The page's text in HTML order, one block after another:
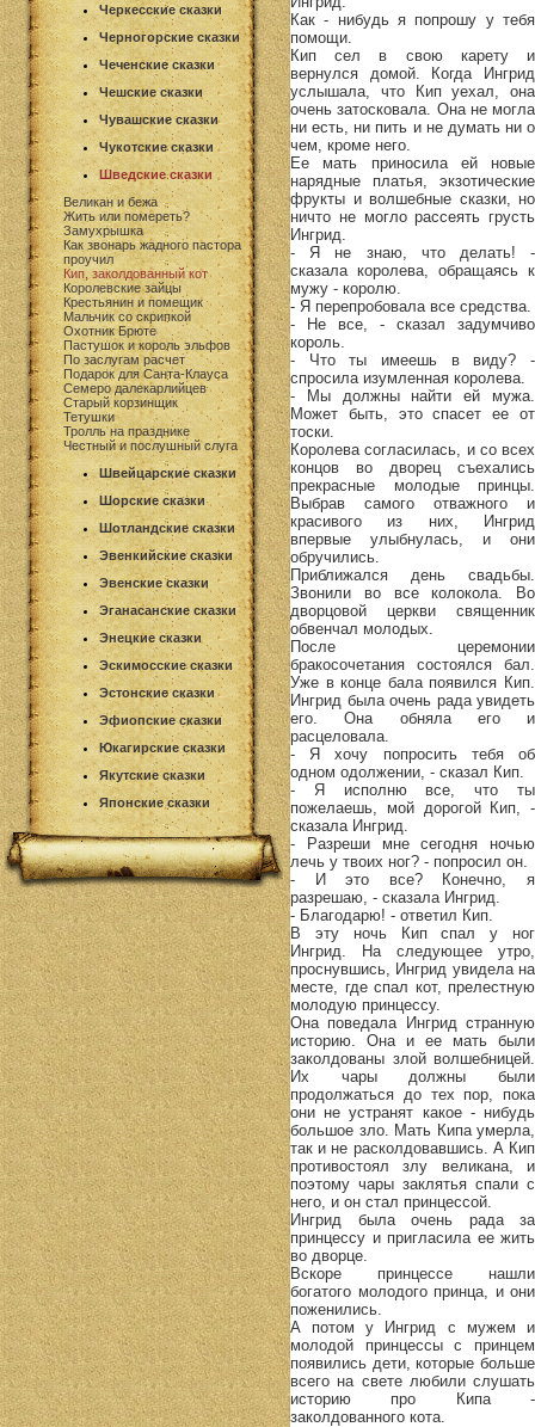
Черкесские сказки
Черногорские сказки
Чеченские сказки
Чешские сказки
Чувашские сказки
Чукотские сказки
Шведские сказки
Великан и бежа
Жить или помереть?
Замухрышка
Как звонарь жадного пастора
проучил
Кип, заколдованный кот
Королевские зайцы
Крестьянин и помещик
Мальчик со скрипкой
Охотник Брюте
Пастушок и король эльфов
По заслугам расчет
Подарок для Санта-Клауса
Семеро далекарлийцев
Старый корзинщик
Тетушки
Тролль на празднике
Честный и послушный слуга
Швейцарские сказки
Шорские сказки
Шотландские сказки
Эвенкийские сказки
Эвенские сказки
Эганасанские сказки
Энецкие сказки
Эскимосские сказки
Эстонские сказки
Эфиопские сказки
Юкагирские сказки
Якутские сказки
Японские сказки
Как - нибудь я попрошу у тебя
помощи.
Кип сел в свою карету и
вернулся домой. Когда Ингрид
услышала, что Кип уехал, она
очень затосковала. Она не могла
ни есть, ни пить и не думать ни о
чем, кроме него.
Ее мать приносила ей новые
нарядные платья, экзотические
фрукты и волшебные сказки, но
ничто не могло рассеять грусть
Ингрид.
- Я не знаю, что делать! -
сказала королева, обращаясь к
мужу - королю.
- Я перепробовала все средства.
- Не все, - сказал задумчиво
король.
- Что ты имеешь в виду? -
спросила изумленная королева.
- Мы должны найти ей мужа.
Может быть, это спасет ее от
тоски.
Королева согласилась, и со всех
концов во дворец съехались
прекрасные молодые принцы.
Выбрав самого отважного и
красивого из них, Ингрид
впервые улыбнулась, и они
обручились.
Приближался день свадьбы.
Звонили во все колокола. Во
дворцовой церкви священник
обвенчал молодых.
После церемонии
бракосочетания состоялся бал.
Уже в конце бала появился Кип.
Ингрид была очень рада увидеть
его. Она обняла его и
расцеловала.
- Я хочу попросить тебя об
одном одолжении, - сказал Кип.
- Я исполню все, что ты
пожелаешь, мой дорогой Кип, -
сказала Ингрид.
- Разреши мне сегодня ночью
лечь у твоих ног? - попросил он.
- И это все? Конечно, я
разрешаю, - сказала Ингрид.
- Благодарю! - ответил Кип.
В эту ночь Кип спал у ног
Ингрид. На следующее утро,
проснувшись, Ингрид увидела на
месте, где спал кот, прелестную
молодую принцессу.
Она поведала Ингрид странную
историю. Она и ее мать были
заколдованы злой волшебницей.
Их чары должны были
продолжаться до тех пор, пока
они не устранят какое - нибудь
большое зло. Мать Кипа умерла,
так и не расколдовавшись. А Кип
противостоял злу великана, и
поэтому чары заклятья спали с
него, и он стал принцессой.
Ингрид была очень рада за
принцессу и пригласила ее жить
во дворце.
Вскоре принцессе нашли
богатого молодого принца, и они
поженились.
А потом у Ингрид с мужем и
молодой принцессы с принцем
появились дети, которые больше
всего на свете любили слушать
историю про Кипа -
заколдованного кота.